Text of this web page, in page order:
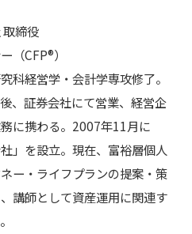
締役
（CFP®）
科経営学・会計学専攻修了。
、証券会社にて営業、経営企
に携わる。2007年11月に
」を設立。現在、富裕層個人
ー・ライフプランの提案・策
講師として資産運用に関連す